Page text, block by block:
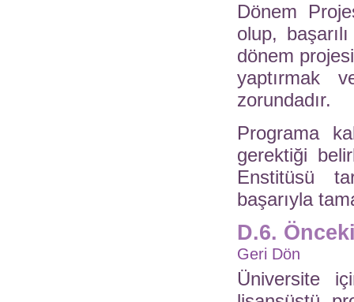
Dönem
olup,
dönem
yaptırmak
zorundadır.
Programa
gerektiği
Enstitüsü
başarıyla
D.6.
Geri Dön
Üniversite